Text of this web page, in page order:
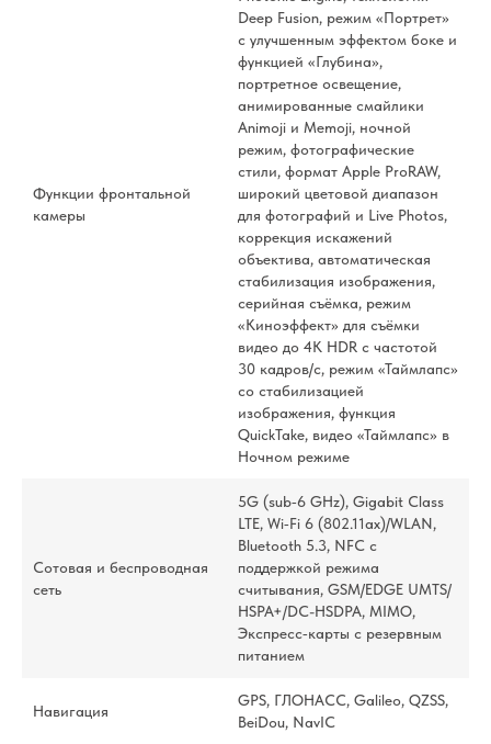
Функции фронтальной
камеры
Deep Fusion, режим «Портрет»
с улучшенным эффектом боке и
функцией «Глубина»,
портретное освещение,
анимированные смайлики
Animoji и Memoji, ночной
режим, фотографические
стили, формат Apple ProRAW,
широкий цветовой диапазон
для фотографий и Live Photos,
коррекция искажений
объектива, автоматическая
стабилизация изображения,
серийная съëмка, режим
«Киноэффект» для съёмки
видео до 4K HDR с частотой
30 кадров/с, режим «Таймлапс»
со стабилизацией
изображения, функция
QuickTake, видео «Таймлапс» в
Ночном режиме
Сотовая и беспроводная
сеть
5G (sub‑6 GHz), Gigabit Class
LTE, Wi‑Fi 6 (802.11ax)/WLAN,
Bluetooth 5.3, NFC с
поддержкой режима
считывания, GSM/EDGE UMTS/​
HSPA+/​DC-HSDPA, MIMO,
Экспресс‑карты с резервным
питанием
Навигация
GPS, ГЛОНАСС, Galileo, QZSS,
BeiDou, NavIC